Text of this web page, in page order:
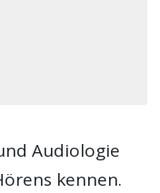
Audiologie
kennen.